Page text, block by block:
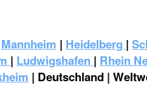
Mannheim | Heidelberg |
| ‎Ludwigshafen | Rhein
| Deutschland |